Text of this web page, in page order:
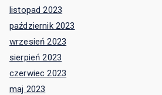
listopad 2023
październik 2023
wrzesień 2023
sierpień 2023
czerwiec 2023
maj 2023